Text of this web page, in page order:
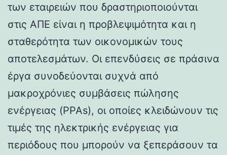
των εταιρειών που δραστηριοποιούνται
στις ΑΠΕ είναι η προβλεψιμότητα και η
σταθερότητα των οικονομικών τους
αποτελεσμάτων. Οι επενδύσεις σε πράσινα
έργα συνοδεύονται συχνά από
μακροχρόνιες συμβάσεις πώλησης
ενέργειας (PPAs), οι οποίες κλειδώνουν τις
τιμές της ηλεκτρικής ενέργειας για
περιόδους που μπορούν να ξεπεράσουν τα